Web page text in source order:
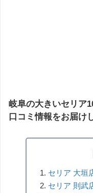
岐阜の大きいセリア
口コミ情報をお届け
セリア 大垣
セリア 則武